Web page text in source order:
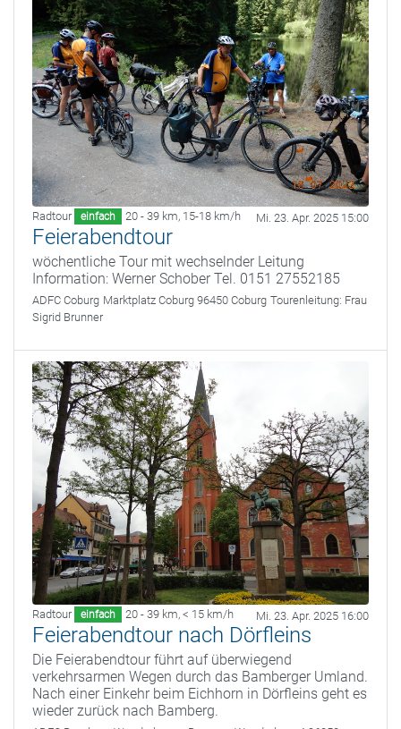
Radtour einfach 20 - 39 km, 15-18 km/h Mi. 23. Apr. 2025 15:00
Feierabendtour
wöchentliche Tour mit wechselnder Leitung
Information: Werner Schober Tel. 0151 27552185
ADFC Coburg Marktplatz Coburg 96450 Coburg Tourenleitung: Frau
Sigrid Brunner
Radtour einfach 20 - 39 km, < 15 km/h Mi. 23. Apr. 2025 16:00
Feierabendtour nach Dörfleins
Die Feierabendtour führt auf überwiegend
verkehrsarmen Wegen durch das Bamberger Umland.
Nach einer Einkehr beim Eichhorn in Dörfleins geht es
wieder zurück nach Bamberg.